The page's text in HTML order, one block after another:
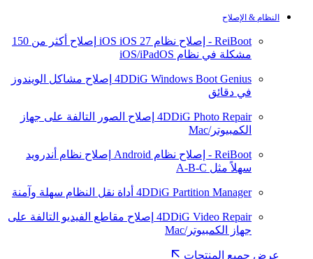
النظام & الإصلاح
ReiBoot - إصلاح نظام iOS iOS 27
إصلاح أكثر من 150
مشكلة في نظام iOS/iPadOS
4DDiG Windows Boot Genius إصلاح مشاكل الويندوز
في دقائق
4DDiG Photo Repair إصلاح الصور التالفة على جهاز
الكمبيوتر/Mac
ReiBoot - إصلاح نظام Android
إصلاح نظام أندرويد
سهلاً مثل A-B-C
4DDiG Partition Manager أداة نقل النظام سهلة وآمنة
4DDiG Video Repair إصلاح مقاطع الفيديو التالفة على
جهاز الكمبيوتر/Mac
عرض جميع المنتجات